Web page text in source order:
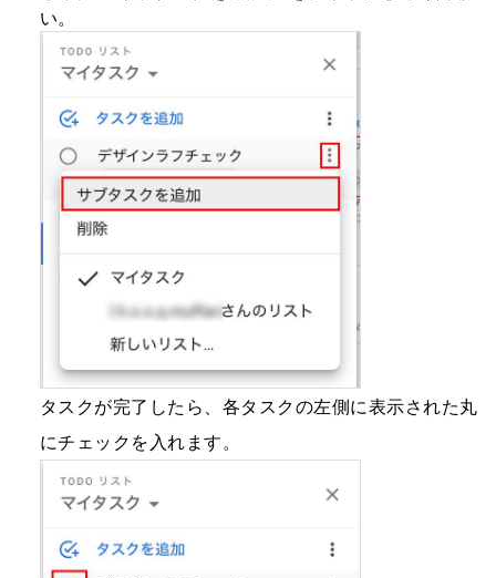
い。
タスクが完了したら、各タスクの左側に表示された丸
にチェックを入れます。